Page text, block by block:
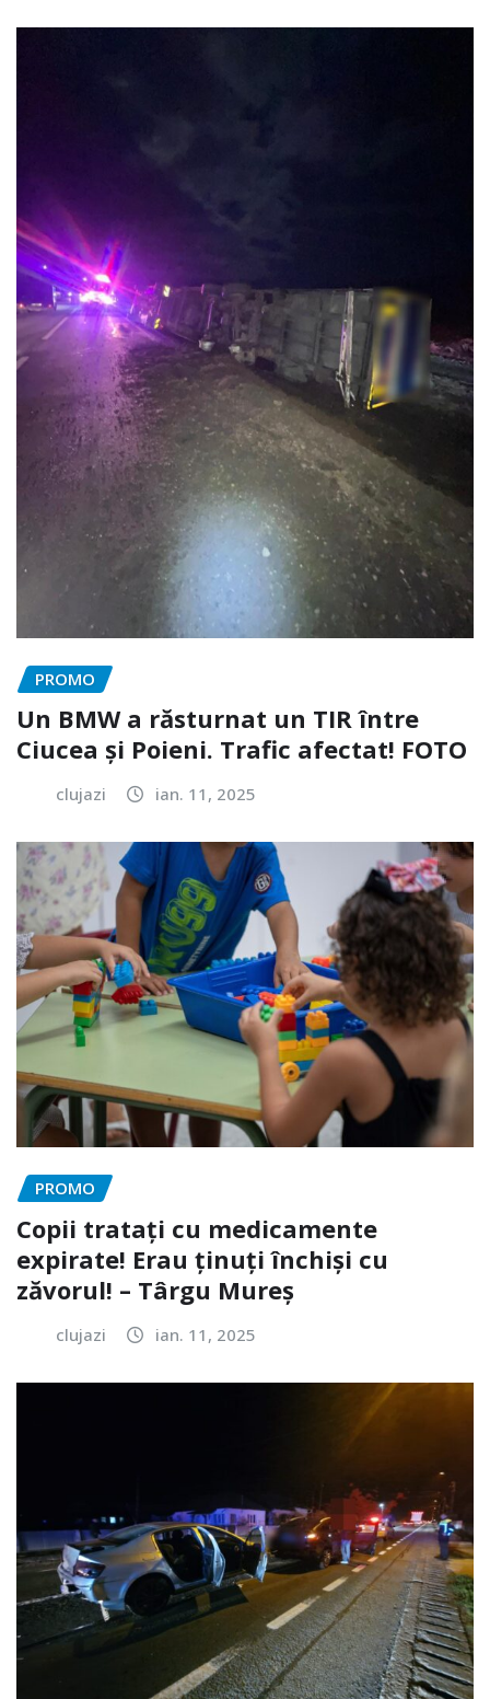
PROMO
Un BMW a răsturnat un TIR între
Ciucea și Poieni. Trafic afectat! FOTO
clujazi ian. 11, 2025
PROMO
Copii tratați cu medicamente
expirate! Erau ținuți închiși cu
zăvorul! – Târgu Mureș
clujazi ian. 11, 2025